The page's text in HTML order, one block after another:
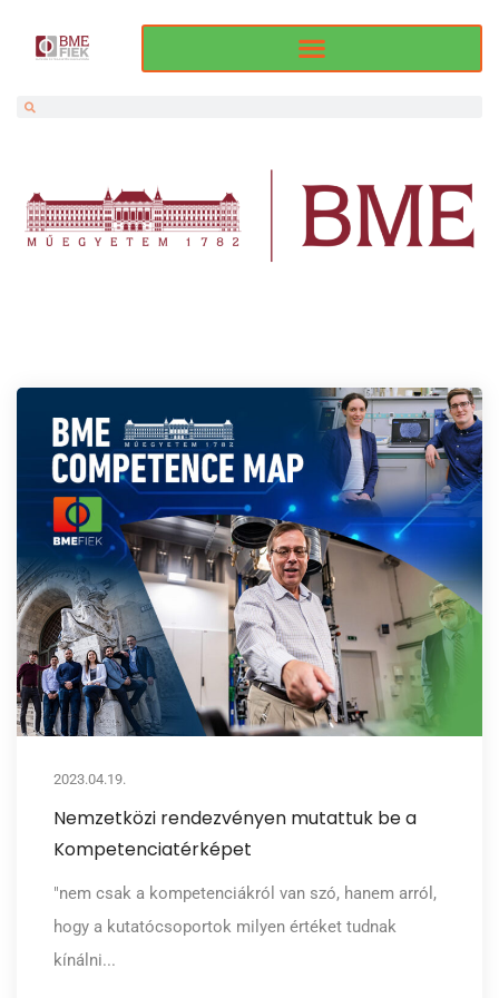
2023.04.19.
Nemzetközi rendezvényen mutattuk be a
Kompetenciatérképet
"nem csak a kompetenciákról van szó, hanem arról,
hogy a kutatócsoportok milyen értéket tudnak
kínálni...